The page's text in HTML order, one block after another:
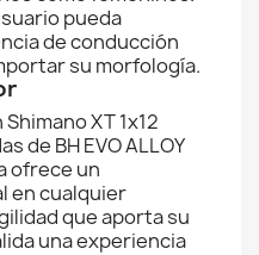
pueda
de conducción
su morfología.
XT 1x12
de BH EVO ALLOY
ofrece un
en cualquier
que aporta su
una experiencia